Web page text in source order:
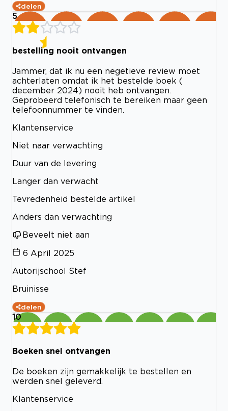
delen
5
bestelling nooit ontvangen
Jammer, dat ik nu een negetieve review moet
achterlaten omdat ik het bestelde boek (
december 2024) nooit heb ontvangen.
Geprobeerd telefonisch te bereiken maar geen
telefoonnummer te vinden.
Klantenservice
Niet naar verwachting
Duur van de levering
Langer dan verwacht
Tevredenheid bestelde artikel
Anders dan verwachting
Beveelt niet aan
6 April 2025
Autorijschool Stef
Bruinisse
delen
10
Boeken snel ontvangen
De boeken zijn gemakkelijk te bestellen en
werden snel geleverd.
Klantenservice